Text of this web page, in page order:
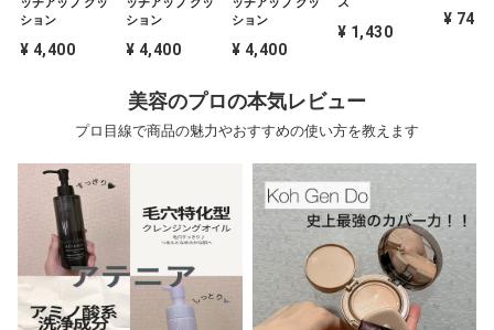
ッチアップ クッ
ション
¥ 4,400
ッチアップ クッ
ション
¥ 4,400
ッチアップ クッ
ション
¥ 4,400
ス
¥ 1,430
¥ 748
美容のプロの本気レビュー
プロ目線で商品の魅力やおすすめの使い方を教えます